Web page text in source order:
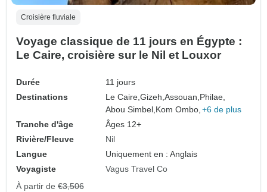
Croisière fluviale
Voyage classique de 11 jours en Égypte :
Le Caire, croisière sur le Nil et Louxor
Durée
11 jours
Destinations
Le Caire,Gizeh,Assouan, Philae,
Abou Simbel, Kom Ombo, +6 de plus
Tranche d'âge
Âges 12+
Rivière/Fleuve
Nil
Langue
Uniquement en : Anglais
Voyagiste
Vagus Travel Co
À partir de €3,506